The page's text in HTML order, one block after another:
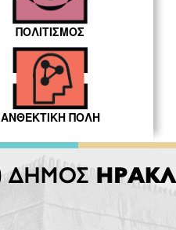
ΠΟΛΙΤΙΣΜΟΣ
ΑΝΘΕΚΤΙΚΗ ΠΟΛΗ